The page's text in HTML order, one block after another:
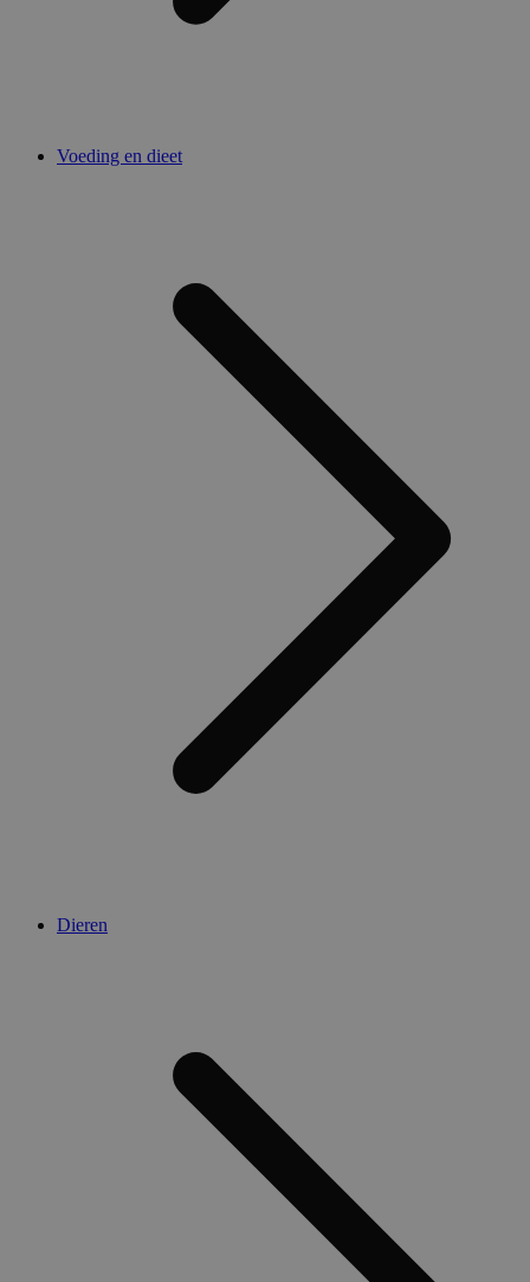
Voeding en dieet
Dieren